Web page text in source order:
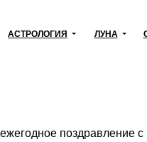
АСТРОЛОГИЯ ЛУНА
поздравление с